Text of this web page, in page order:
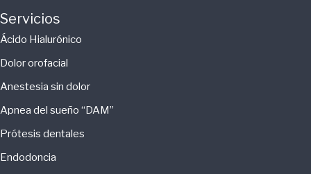
Servicios
Ácido Hialurónico
Dolor orofacial
Anestesia sin dolor
Apnea del sueño “DAM”
Prótesis dentales
Endodoncia